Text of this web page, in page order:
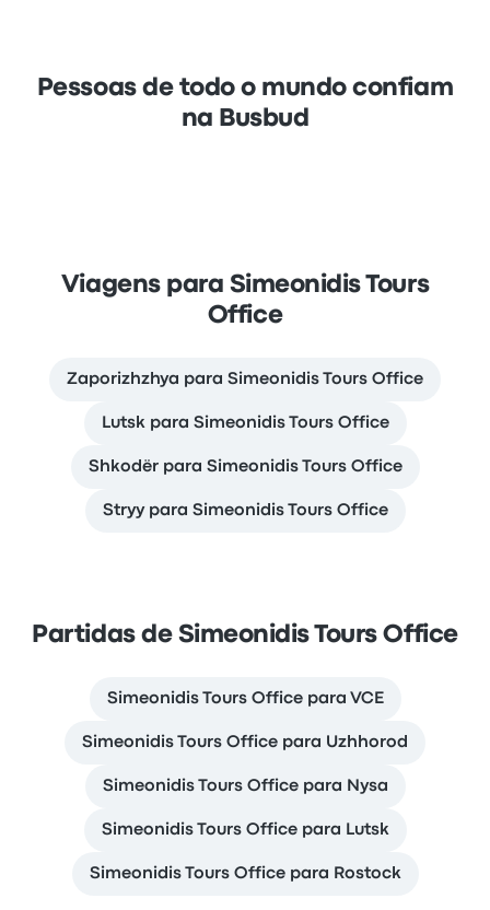
Pessoas de todo o mundo confiam
na Busbud
Viagens para Simeonidis Tours
Office
Zaporizhzhya para Simeonidis Tours Office
Lutsk para Simeonidis Tours Office
Shkodër para Simeonidis Tours Office
Stryy para Simeonidis Tours Office
Partidas de Simeonidis Tours Office
Simeonidis Tours Office para VCE
Simeonidis Tours Office para Uzhhorod
Simeonidis Tours Office para Nysa
Simeonidis Tours Office para Lutsk
Simeonidis Tours Office para Rostock